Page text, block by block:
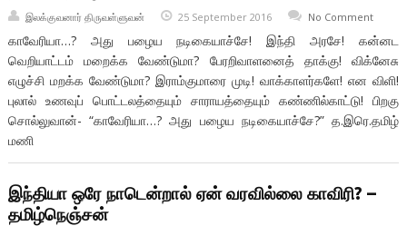
இலக்குவனார் திருவள்ளுவன் 25 September 2016 No Comment
காவேரியா…? அது பழைய நடிகையாச்சே! இந்தி அரசே! கன்னட
வெறியாட்டம் மறைக்க வேண்டுமா? பேரறிவாளனைத் தாக்கு! விக்னேசு
எழுச்சி மறக்க வேண்டுமா? இராம்குமாரை முடி! வாக்காளர்களே! என விளி!
புலால் உணவுப் பொட்டலத்தையும் சாராயத்தையும் கண்ணில்காட்டு! பிறகு
சொல்லுவான்- “காவேரியா…? அது பழைய நடிகையாச்சே?” த.இரெ.தமிழ்
மணி
இந்தியா ஒரே நாடென்றால் ஏன் வரவில்லை காவிரி? –
தமிழ்நெஞ்சன்